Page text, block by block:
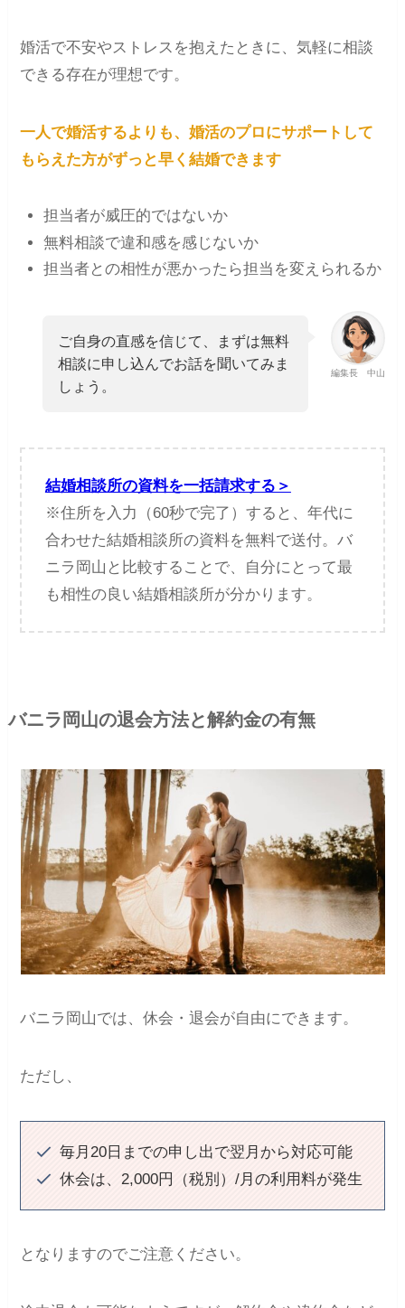
婚活で不安やストレスを抱えたときに、気軽に相談
できる存在が理想です。
一人で婚活するよりも、婚活のプロにサポートして
もらえた方がずっと早く結婚できます
担当者が威圧的ではないか
無料相談で違和感を感じないか
担当者との相性が悪かったら担当を変えられるか
編集長 中山
ご自身の直感を信じて、まずは無料
相談に申し込んでお話を聞いてみま
しょう。
結婚相談所の資料を一括請求する＞
※住所を入力（60秒で完了）すると、年代に
合わせた結婚相談所の資料を無料で送付。バ
ニラ岡山と比較することで、自分にとって最
も相性の良い結婚相談所が分かります。
バニラ岡山の退会方法と解約金の有無
バニラ岡山では、休会・退会が自由にできます。
ただし、
毎月20日までの申し出で翌月から対応可能
休会は、2,000円（税別）/月の利用料が発生
となりますのでご注意ください。